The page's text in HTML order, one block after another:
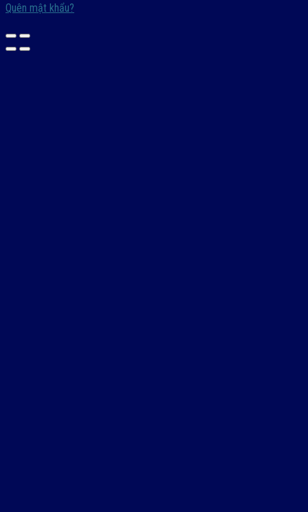
Quên mật khẩu?